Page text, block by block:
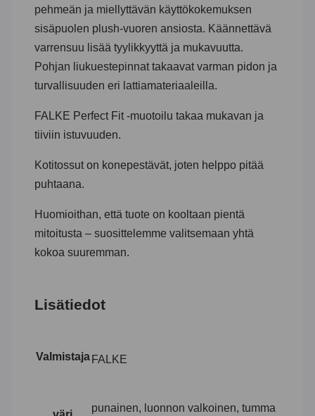
pehmeän ja miellyttävän käyttökokemuksen
sisäpuolen plush-vuoren ansiosta. Käännettävä
varrensuu lisää tyylikkyyttä ja mukavuutta.
Pohjan liukuestepinnat takaavat varman pidon ja
turvallisuuden eri lattiamateriaaleilla.
FALKE Perfect Fit -muotoilu takaa mukavan ja
tiiviin istuvuuden.
Kotitossut on konepestävät, joten helppo pitää
puhtaana.
Huomioithan, että tuote on kooltaan pientä
mitoitusta – suosittelemme valitsemaan yhtä
kokoa suuremman.
Lisätiedot
Valmistaja FALKE
punainen, luonnon valkoinen, tumma